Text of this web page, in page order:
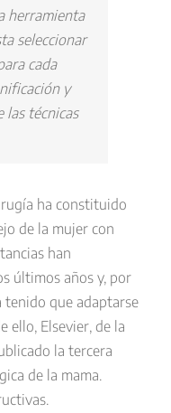
herramienta
seleccionar
cada
y
las técnicas
ha constituido
de la mujer con
han
últimos años y, por
tenido que adaptarse
ello, Elsevier, de la
la tercera
de la mama.